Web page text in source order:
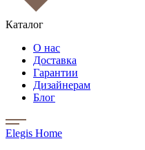
Каталог
О нас
Доставка
Гарантии
Дизайнерам
Блог
Elegis Home